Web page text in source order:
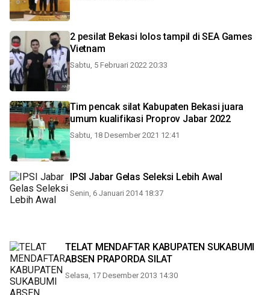
2 pesilat Bekasi lolos tampil di SEA Games
Vietnam
Sabtu, 5 Februari 2022 20:33
Tim pencak silat Kabupaten Bekasi juara
umum kualifikasi Proprov Jabar 2022
Sabtu, 18 Desember 2021 12:41
IPSI Jabar Gelas Seleksi Lebih Awal
Senin, 6 Januari 2014 18:37
TELAT MENDAFTAR KABUPATEN SUKABUMI
ABSEN PRAPORDA SILAT
Selasa, 17 Desember 2013 14:30